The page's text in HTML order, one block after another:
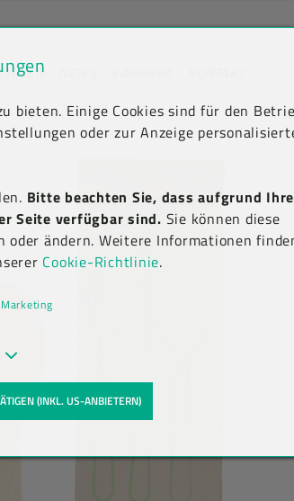
bieten. Einige Cookies sind für den
oder zur Anzeige
Bitte beachten Sie, dass aufgrund
Seite verfügbar sind. Sie können diese
ändern. Weitere Informationen
Cookie-Richtlinie.
Marketing
(INKL. US-ANBIETERN)